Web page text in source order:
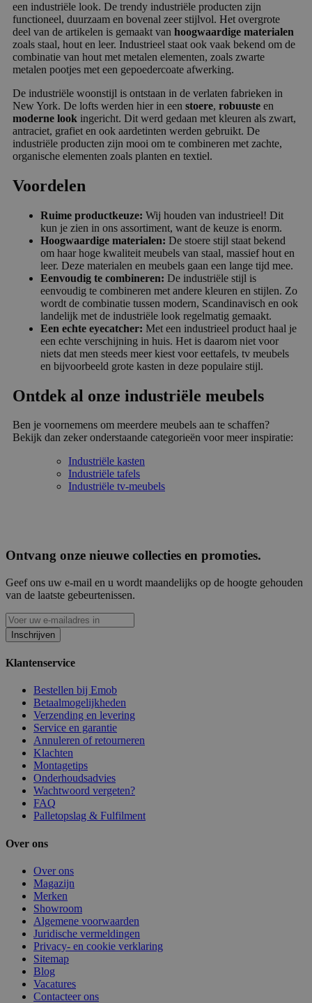
een industriële look. De trendy industriële producten zijn
functioneel, duurzaam en bovenal zeer stijlvol. Het overgrote
deel van de artikelen is gemaakt van hoogwaardige materialen
zoals staal, hout en leer. Industrieel staat ook vaak bekend om de
combinatie van hout met metalen elementen, zoals zwarte
metalen pootjes met een gepoedercoate afwerking.
De industriële woonstijl is ontstaan in de verlaten fabrieken in
New York. De lofts werden hier in een stoere, robuuste en
moderne look ingericht. Dit werd gedaan met kleuren als zwart,
antraciet, grafiet en ook aardetinten werden gebruikt. De
industriële producten zijn mooi om te combineren met zachte,
organische elementen zoals planten en textiel.
Voordelen
Ruime productkeuze: Wij houden van industrieel! Dit
kun je zien in ons assortiment, want de keuze is enorm.
Hoogwaardige materialen: De stoere stijl staat bekend
om haar hoge kwaliteit meubels van staal, massief hout en
leer. Deze materialen en meubels gaan een lange tijd mee.
Eenvoudig te combineren: De industriële stijl is
eenvoudig te combineren met andere kleuren en stijlen. Zo
wordt de combinatie tussen modern, Scandinavisch en ook
landelijk met de industriële look regelmatig gemaakt.
Een echte eyecatcher: Met een industrieel product haal je
een echte verschijning in huis. Het is daarom niet voor
niets dat men steeds meer kiest voor eettafels, tv meubels
en bijvoorbeeld grote kasten in deze populaire stijl.
Ontdek al onze industriële meubels
Ben je voornemens om meerdere meubels aan te schaffen?
Bekijk dan zeker onderstaande categorieën voor meer inspiratie:
Industriële kasten
Industriële tafels
Industriële tv-meubels
Ontvang onze nieuwe collecties en promoties.
Geef ons uw e-mail en u wordt maandelijks op de hoogte gehouden
van de laatste gebeurtenissen.
Inschrijven
Klantenservice
Bestellen bij Emob
Betaalmogelijkheden
Verzending en levering
Service en garantie
Annuleren of retourneren
Klachten
Montagetips
Onderhoudsadvies
Wachtwoord vergeten?
FAQ
Palletopslag & Fulfilment
Over ons
Over ons
Magazijn
Merken
Showroom
Algemene voorwaarden
Juridische vermeldingen
Privacy- en cookie verklaring
Sitemap
Blog
Vacatures
Contacteer ons